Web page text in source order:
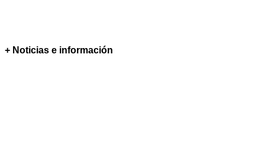
+ Noticias e información